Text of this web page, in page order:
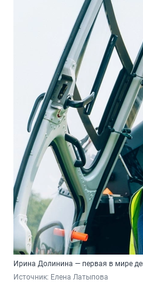
Ирина Долинина — первая в мире
Источник: Елена Латыпова